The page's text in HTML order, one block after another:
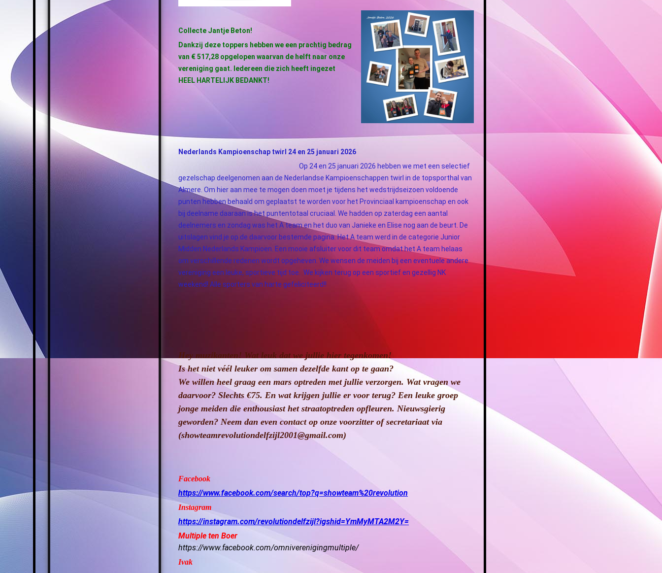
Collecte Jantje Beton!
Dankzij deze toppers hebben we een prachtig bedrag
van € 517,28 opgelopen waarvan de helft naar onze
vereniging gaat. Iedereen die zich heeft ingezet
HEEL HARTELIJK BEDANKT!
Nederlands Kampioenschap twirl 24 en 25 januari 2026
Op 24 en 25 januari 2026 hebben we met een selectief
gezelschap deelgenomen aan de Nederlandse Kampioenschappen twirl in de topsporthal van
Almere. Om hier aan mee te mogen doen moet je tijdens het wedstrijdseizoen voldoende
punten hebben behaald om geplaatst te worden voor het Provinciaal kampioenschap en ook
bij deelname daaraan is het puntentotaal cruciaal. We hadden op zaterdag een aantal
deelnemers en zondag was het A team en het duo van Janieke en Elise nog aan de beurt. De
uitslagen vind je op de daarvoor bestemde pagina. Het A team werd in de categorie Junior
Midden Nederlands Kampioen. Een mooie afsluiter voor dit team omdat het A team helaas
om verschillende redenen wordt opgeheven. We wensen de meiden bij een eventuele andere
vereniging een leuke, sportieve tijd toe. We kijken terug op een sportief en gezellig NK
weekend! Alle sporters van harte gefeliciteerd!!
Hey muzikanten! Wat leuk dat we jullie hier tegenkomen!
Is het niet véél leuker om samen dezelfde kant op te gaan?
We willen heel graag een mars optreden met jullie verzorgen. Wat vragen we
daarvoor? Slechts €75. En wat krijgen jullie er voor terug? Een leuke groep
jonge meiden die enthousiast het straatoptreden opfleuren. Nieuwsgierig
geworden? Neem dan even contact op onze voorzitter of secretariaat via
(showteamrevolutiondelfzijl2001@gmail.com)
Facebook
https://www.facebook.com/search/top?q=showteam%20revolution
Instagram
https://instagram.com/revolutiondelfzijl?igshid=YmMyMTA2M2Y=
Multiple ten Boer
https://www.facebook.com/omniverenigingmultiple/
Ivak